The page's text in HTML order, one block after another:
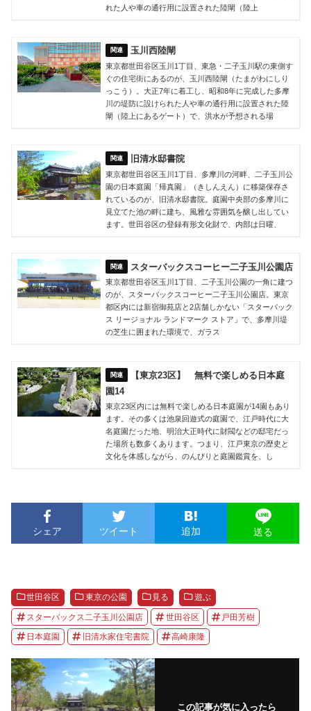
れた人や車の通行用に設置された陸閘（陸上
玉川西陸閘
東京都世田谷区玉川1丁目、東急・二子玉川駅の東側す
ぐの住宅街にあるのが、玉川西陸閘（たまがわにしり
っこう）。大正7年に着工し、昭和8年に完成した多摩
川の堤防に設けられた人や車の通行用に設置された陸
閘（陸上にあるゲート）で、洪水が予想される場
旧清水邸書院
東京都世田谷区玉川1丁目、多摩川の河畔、二子玉川公
園の日本庭園「帰真園」（きしんえん）に移築保存さ
れているのが、旧清水邸書院。庭園中央部の多摩川に
見立てた池の畔に建ち、風雅な雰囲気を醸し出してい
ます。世田谷区の登録有形文化財で、内部は日曜、
スターバックスコーヒー二子玉川公園店
東京都世田谷区玉川1丁目、二子玉川公園の一角に建つ
のが、スターバックスコーヒー二子玉川公園店。東京
都区内には新宿御苑店と2店舗しかない「スターバック
ス リージョナル ランドマーク ストア」で、多摩川堤
の芝生に囲まれた環境で、ガラス
【東京23区】 無料で楽しめる日本庭
園14
東京23区内には無料で楽しめる日本庭園が14園もあり
ます。その多くは池泉回遊式の庭園で、江戸時代に大
名庭園だった地、明治大正時代に財閥などの邸宅だっ
た場所も数多くあります。つまり、江戸東京の歴史と
文化を体感しながら、のんびりと庭園鑑賞を、し
シェア ツイート 追加 送る
世田谷区 東京の公園 見る 遊ぶ
スターバックス二子玉川公園店 世田谷区 戸田芳樹
日本庭園 旧清水家住宅書院 高崎康隆
この記事が気に入ったら